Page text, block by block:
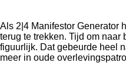
Als 2|4 Manifestor Generator
terug te trekken. Tijd om naar
figuurlijk. Dat gebeurde heel
meer in oude